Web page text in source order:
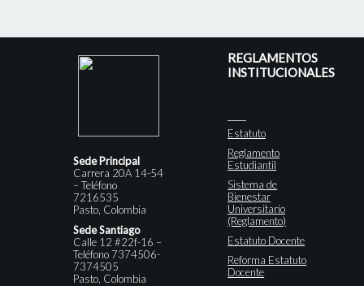
Sede Principal
Carrera 20A 14-54
– Teléfono
7216535
Pasto, Colombia
Sede Santiago
Calle 12 #22f-16 –
Teléfono 7374506-
7374505
Pasto, Colombia
REGLAMENTOS
INSTITUCIONALES
Estatuto
Reglamento
Estudiantil
Sistema de
Bienestar
Universitario
(Reglamento)
Estatuto Docente
Reforma Estatuto
Docente